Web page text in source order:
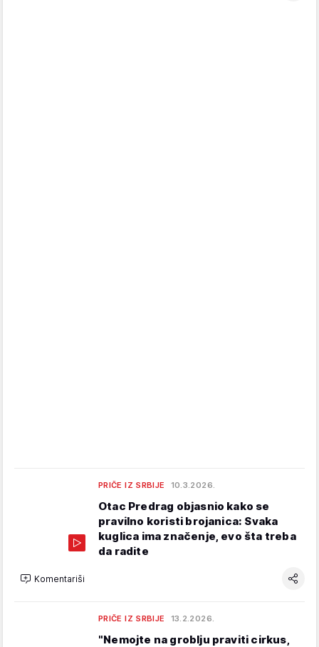
PRIČE IZ SRBIJE 10.3.2026.
Otac Predrag objasnio kako se
pravilno koristi brojanica: Svaka
kuglica ima značenje, evo šta treba
da radite
Komentariši
PRIČE IZ SRBIJE 13.2.2026.
"Nemojte na groblju praviti cirkus,